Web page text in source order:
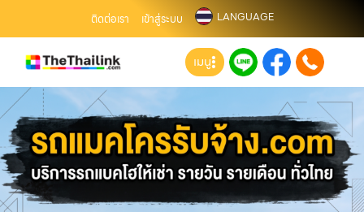
ติดต่อเรา เข้าสู่ระบบ LANGUAGE
เมนู